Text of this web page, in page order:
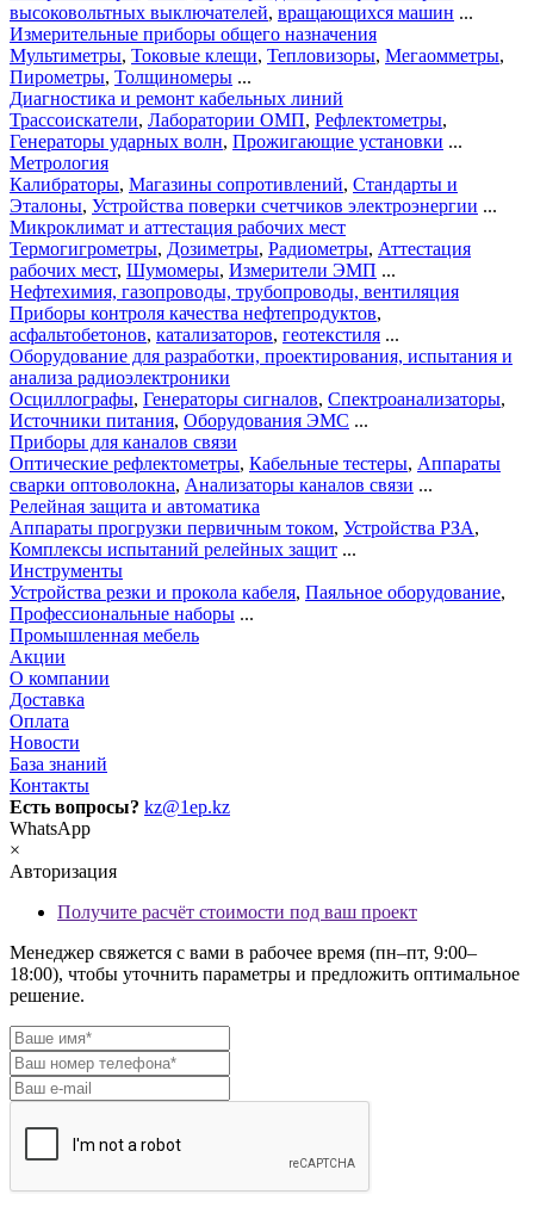
высоковольтных выключателей, вращающихся машин ...
Измерительные приборы общего назначения
Мультиметры, Токовые клещи, Тепловизоры, Мегаомметры,
Пирометры, Толщиномеры ...
Диагностика и ремонт кабельных линий
Трассоискатели, Лаборатории ОМП, Рефлектометры,
Генераторы ударных волн, Прожигающие установки ...
Метрология
Калибраторы, Магазины сопротивлений, Стандарты и
Эталоны, Устройства поверки счетчиков электроэнергии ...
Микроклимат и аттестация рабочих мест
Термогигрометры, Дозиметры, Радиометры, Аттестация
рабочих мест, Шумомеры, Измерители ЭМП ...
Нефтехимия, газопроводы, трубопроводы, вентиляция
Приборы контроля качества нефтепродуктов,
асфальтобетонов, катализаторов, геотекстиля ...
Оборудование для разработки, проектирования, испытания и
анализа радиоэлектроники
Осциллографы, Генераторы сигналов, Спектроанализаторы,
Источники питания, Оборудования ЭМС ...
Приборы для каналов связи
Оптические рефлектометры, Кабельные тестеры, Аппараты
сварки оптоволокна, Анализаторы каналов связи ...
Релейная защита и автоматика
Аппараты прогрузки первичным током, Устройства РЗА,
Комплексы испытаний релейных защит ...
Инструменты
Устройства резки и прокола кабеля, Паяльное оборудование,
Профессиональные наборы ...
Промышленная мебель
Акции
О компании
Доставка
Оплата
Новости
База знаний
Контакты
Есть вопросы? kz@1ep.kz
WhatsApp
×
Авторизация
Получите расчёт стоимости под ваш проект
Менеджер свяжется с вами в рабочее время (пн–пт, 9:00–
18:00), чтобы уточнить параметры и предложить оптимальное
решение.